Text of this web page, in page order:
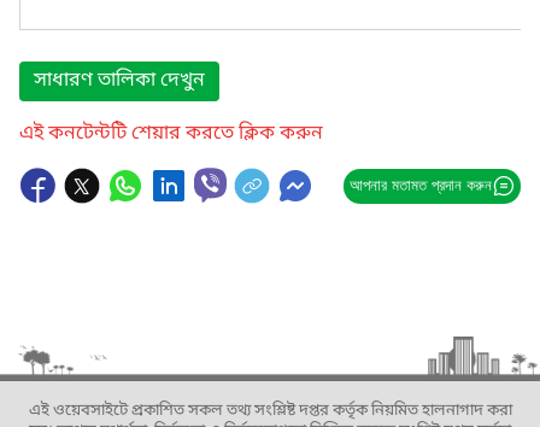
সাধারণ তালিকা দেখুন
এই কনটেন্টটি শেয়ার করতে ক্লিক করুন
আপনার মতামত প্রদান করুন
এই ওয়েবসাইটে প্রকাশিত সকল তথ্য সংশ্লিষ্ট দপ্তর কর্তৃক নিয়মিত হালনাগাদ করা